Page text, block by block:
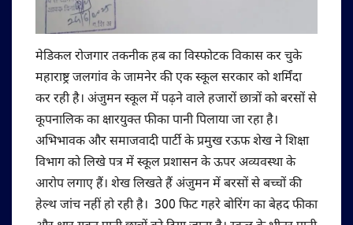
मेडिकल रोजगार तकनीक हब का विस्फोटक विकास कर चुके
महाराष्ट्र जलगांव के जामनेर की एक स्कूल सरकार को शर्मिंदा
कर रही है। अंजुमन स्कूल में पढ़ने वाले हजारों छात्रों को बरसों से
कूपनालिक का क्षारयुक्त फीका पानी पिलाया जा रहा है।
अभिभावक और समाजवादी पार्टी के प्रमुख रऊफ शेख ने शिक्षा
विभाग को लिखे पत्र में स्कूल प्रशासन के ऊपर अव्यवस्था के
आरोप लगाए हैं। शेख लिखते हैं अंजुमन में बरसों से बच्चों की
हेल्थ जांच नहीं हो रही है। 300 फिट गहरे बोरिंग का बेहद फीका